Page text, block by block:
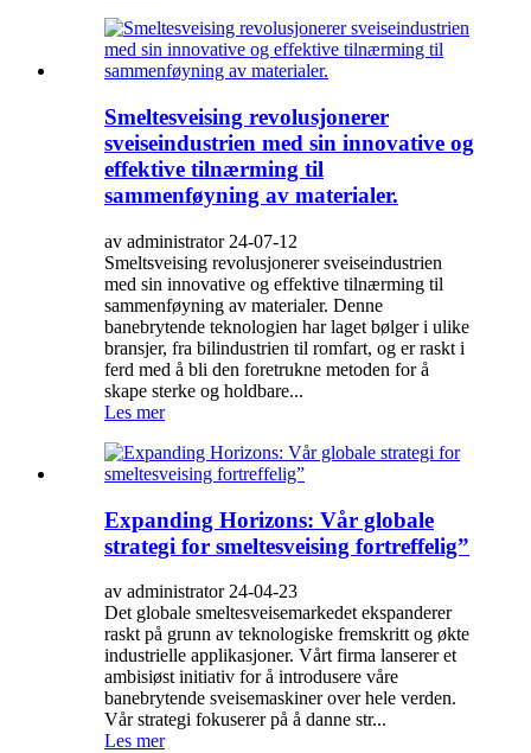
Smeltesveising revolusjonerer
sveiseindustrien med sin innovative og
effektive tilnærming til
sammenføyning av materialer.
av administrator 24-07-12
Smeltsveising revolusjonerer sveiseindustrien
med sin innovative og effektive tilnærming til
sammenføyning av materialer. Denne
banebrytende teknologien har laget bølger i ulike
bransjer, fra bilindustrien til romfart, og er raskt i
ferd med å bli den foretrukne metoden for å
skape sterke og holdbare...
Les mer
Expanding Horizons: Vår globale
strategi for smeltesveising fortreffelig”
av administrator 24-04-23
Det globale smeltesveisemarkedet ekspanderer
raskt på grunn av teknologiske fremskritt og økte
industrielle applikasjoner. Vårt firma lanserer et
ambisiøst initiativ for å introdusere våre
banebrytende sveisemaskiner over hele verden.
Vår strategi fokuserer på å danne str...
Les mer